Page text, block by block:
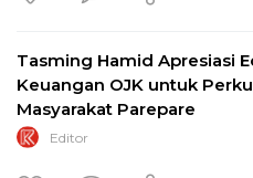
Tasming Hamid Apresiasi
Keuangan OJK untuk
Masyarakat Parepare
Editor